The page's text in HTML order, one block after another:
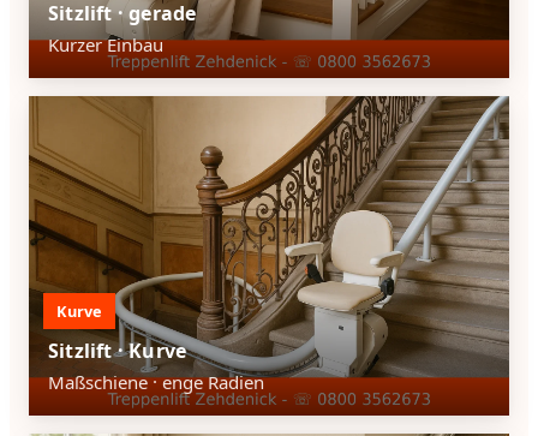
Sitzlift · gerade
Kurzer Einbau
Kurve
Sitzlift · Kurve
Maßschiene · enge Radien